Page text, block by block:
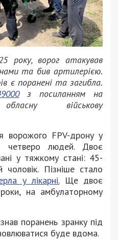
року, ворог атакував
та бив артилерією.
є поранені та загибла.
з посиланням на
військову
ворожого FPV-дрону у
четверо людей. Двоє
у тяжкому стані: 45-
чоловік. Пізніше стало
у лікарні.Ще двоє
на амбулаторному
поранень зранку під
буде вдома.